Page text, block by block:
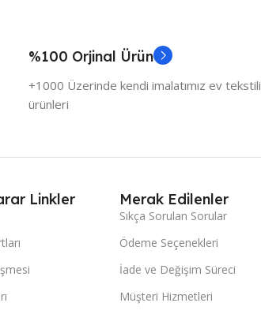
%100 Orjinal Ürün
+1000 Üzerinde kendi imalatımız ev tekstili
ürünleri
Linkler Merak Edilenler
Sıkça Sorulan Sorular
Ödeme Seçenekleri
İade ve Değişim Süreci
Müşteri Hizmetleri